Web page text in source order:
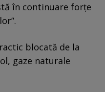
în continuare forțe
blocată de la
gaze naturale